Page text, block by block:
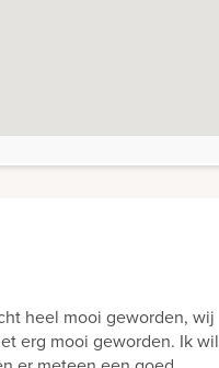
heel mooi geworden, wij
erg mooi geworden. Ik wil